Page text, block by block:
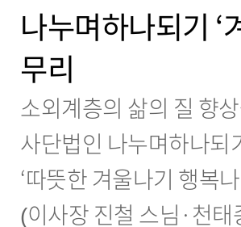
나누며하나되기 ‘
무리
소외계층의 삶의 질 향
사단법인 나누며하나되
‘따뜻한 겨울나기 행복
(이사장 진철 스님·천